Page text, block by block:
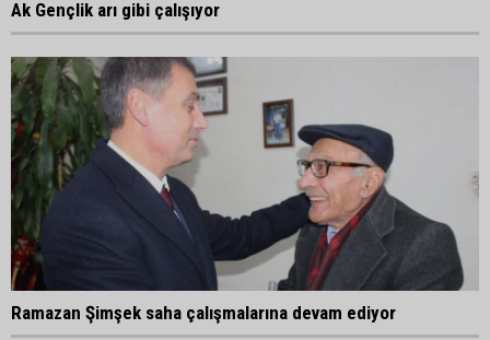
Ak Gençlik arı gibi çalışıyor
Ramazan Şimşek saha çalışmalarına devam ediyor